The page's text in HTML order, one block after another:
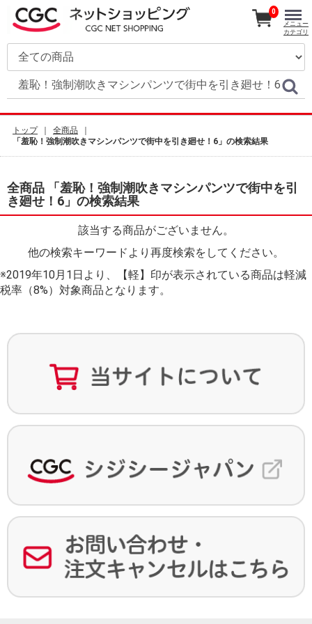
0
メニュー
カテゴリ
トップ
全商品
「羞恥！強制潮吹きマシンパンツで街中を引き廻せ！6」の検索結果
全商品 「羞恥！強制潮吹きマシンパンツで街中を引
き廻せ！6」の検索結果
該当する商品がございません。
他の検索キーワードより再度検索をしてください。
※2019年10月1日より、【軽】印が表示されている商品は軽減
税率（8%）対象商品となります。